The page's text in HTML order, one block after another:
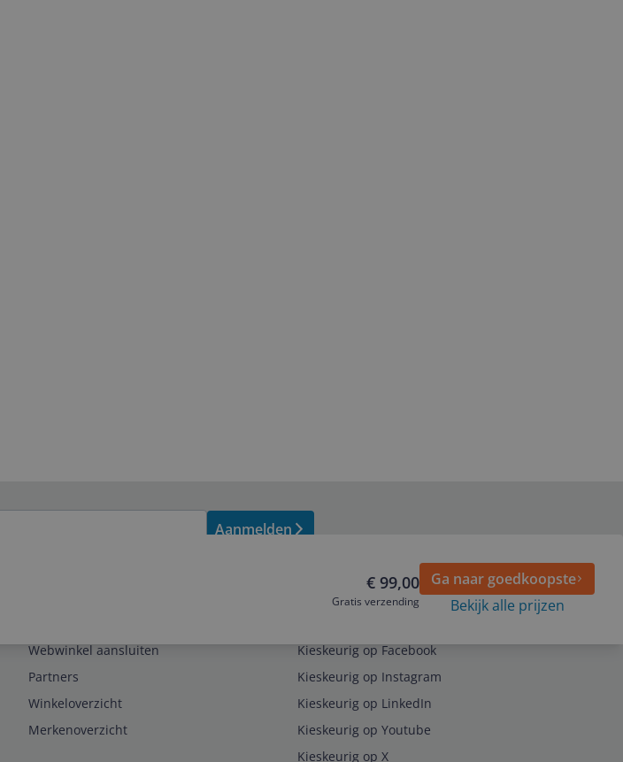
€ 99,00
Gratis verzending
Ga naar goedkoopste
Bekijk alle prijzen
Aanmelden
Webwinkel aansluiten
Partners
Winkeloverzicht
Merkenoverzicht
Kieskeurig op Facebook
Kieskeurig op Instagram
Kieskeurig op LinkedIn
Kieskeurig op Youtube
Kieskeurig op X